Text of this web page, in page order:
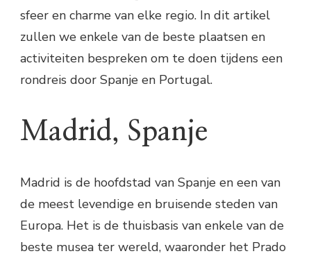
sfeer en charme van elke regio. In dit artikel
zullen we enkele van de beste plaatsen en
activiteiten bespreken om te doen tijdens een
rondreis door Spanje en Portugal.
Madrid, Spanje
Madrid is de hoofdstad van Spanje en een van
de meest levendige en bruisende steden van
Europa. Het is de thuisbasis van enkele van de
beste musea ter wereld, waaronder het Prado